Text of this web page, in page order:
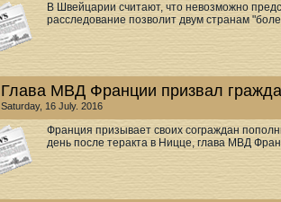
В Швейцарии считают, что невозможно
расследование позволит двум странам
Глава МВД Франции призвал
Saturday, 16 July. 2016
Франция призывает своих сограждан
день после теракта в Ницце, глава МВД